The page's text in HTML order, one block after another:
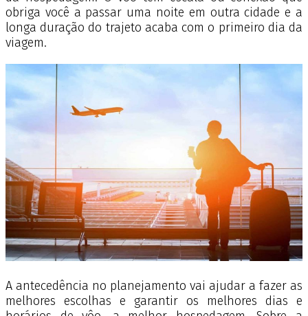
obriga você a passar uma noite em outra cidade e a
longa duração do trajeto acaba com o primeiro dia da
viagem.
A antecedência no planejamento vai ajudar a fazer as
melhores escolhas e garantir os melhores dias e